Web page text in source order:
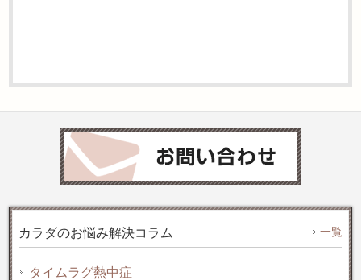
カラダのお悩み解決コラム 一覧
タイムラグ熱中症